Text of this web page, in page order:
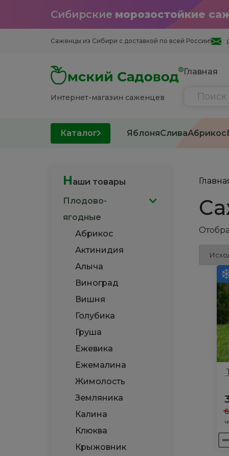
Сибирские морозостойкие
Саженцы из Cибири с доставкой по всей России!
Интернет-магазин саженцев
Главная
Каталог ЯблоняСливаАбрикос
Наши товары
Плодово-
ягодные
Абрикос
Актинидия
Алыча
Виноград
Вишня
Голубика
Груша
Ежевика
Ежемалина
Жимолость
Земляника
Калина
Клюква
Крыжовник